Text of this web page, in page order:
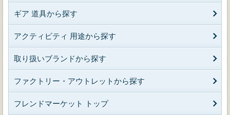
ギア 道具から探す
アクティビティ 用途から探す
取り扱いブランドから探す
ファクトリー・アウトレットから探す
フレンドマーケット トップ